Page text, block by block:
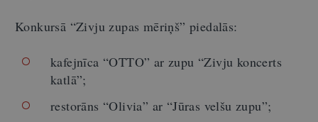
Konkursā “Zivju zupas mēriņš” piedalās:
kafejnīca “OTTO” ar zupu “Zivju koncerts
katlā”;
restorāns “Olivia” ar “Jūras velšu zupu”;